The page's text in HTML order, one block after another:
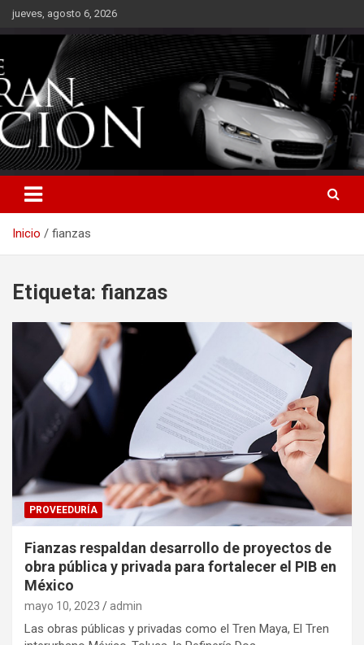
Saltarjueves, agosto 6, 2026
Inicio fianzas
Etiqueta: fianzas
PROVEEDURÍA
Fianzas respaldan desarrollo de proyectos de
obra pública y privada para fortalecer el PIB en
México
mayo 10, 2023 admin
Las obras públicas y privadas como el Tren Maya, El Tren